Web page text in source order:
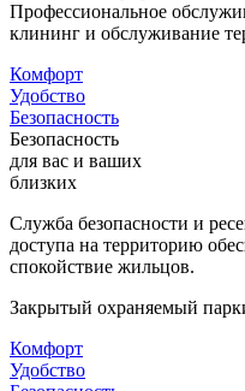
Профессиональное
клининг и обслуживание
Комфорт
Удобство
Безопасность
Безопасность
для вас и ваших
близких
Служба безопасности и
доступа на территорию
спокойствие жильцов.
Закрытый охраняемый
Комфорт
Удобство